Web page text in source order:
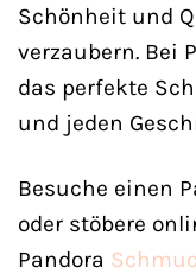
Schönheit und
verzaubern. Bei
das perfekte
und jeden
Besuche einen
oder stöbere
Pandora